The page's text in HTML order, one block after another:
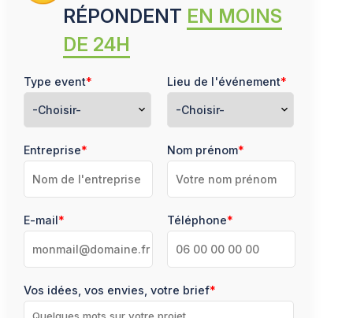
RÉPONDENT EN MOINS
DE 24H
Type event*
expand_more
Lieu de l'événement*
expand_more
Entreprise* Nom prénom*
E-mail* Téléphone*
Vos idées, vos envies, votre brief*